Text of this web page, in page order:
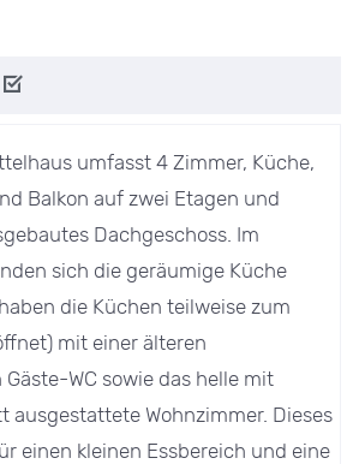
umfasst 4 Zimmer, Küche,
Balkon auf zwei Etagen und
Dachgeschoss. Im
sich die geräumige Küche
die Küchen teilweise zum
mit einer älteren
WC sowie das helle mit
ausgestattete Wohnzimmer. Dieses
einen kleinen Essbereich und eine